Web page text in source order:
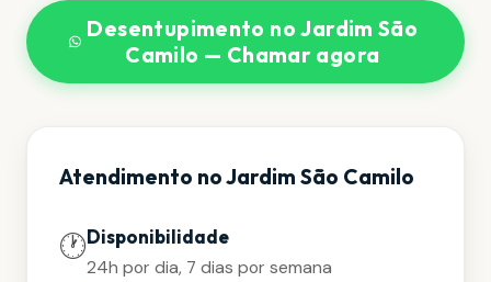
Desentupimento no Jardim São
Camilo — Chamar agora
Atendimento no Jardim São Camilo
🕐Disponibilidade
24h por dia, 7 dias por semana